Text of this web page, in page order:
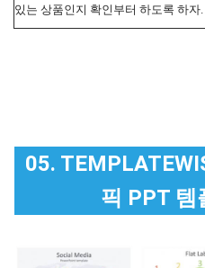
있는 상품인지 확인부터 하도록 하자.
05.
픽 PPT 템